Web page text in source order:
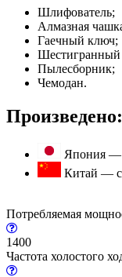
Шлифователь;
Алмазная
Гаечный ключ;
Шестигранный
Пылесборник;
Чемодан.
Произведено:
Япония —
Китай —
Потребляемая
1400
Частота холостого